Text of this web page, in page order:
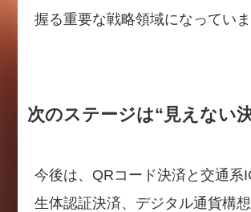
握る重要な戦略領域になっていま
次のステージは“見えない
今後は、QRコード決済と交通系
生体認証決済、デジタル通貨構